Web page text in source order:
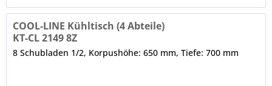
COOL-LINE Kühltisch (4 Abteile)
KT-CL 2149 8Z
8 Schubladen 1/2, Korpushöhe: 650 mm, Tiefe: 700 mm